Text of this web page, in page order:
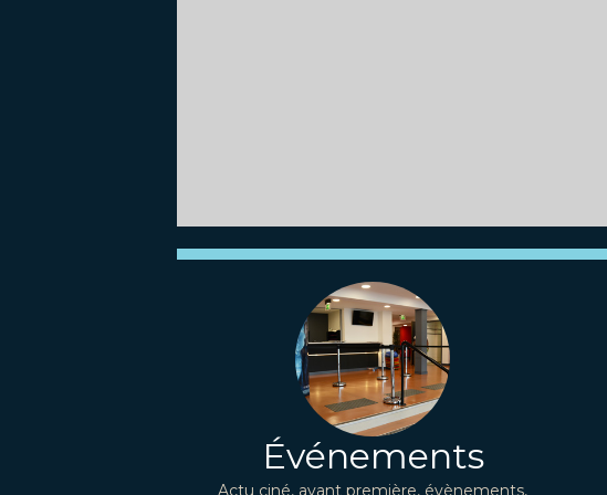
Événements
Actu ciné, avant première, évènements,